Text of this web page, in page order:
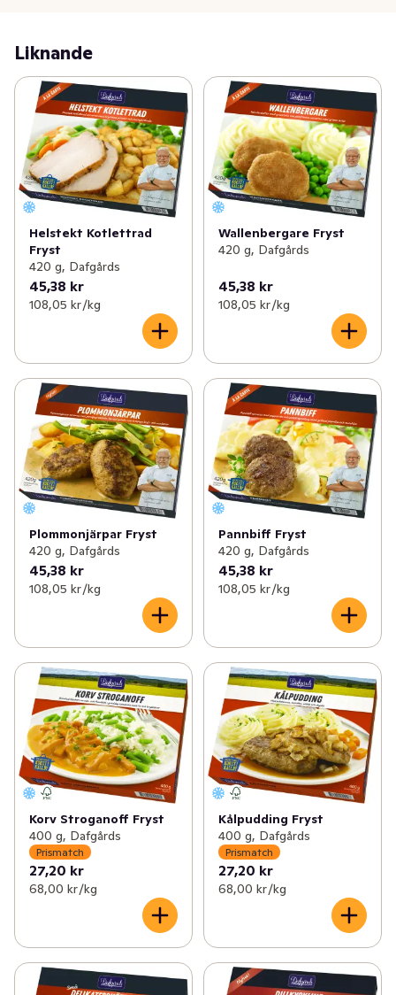
Liknande
Helstekt Kotlettrad
Fryst
420 g, Dafgårds
45,38 kr
108,05 kr /kg
Wallenbergare Fryst
420 g, Dafgårds
45,38 kr
108,05 kr /kg
Plommonjärpar Fryst
420 g, Dafgårds
45,38 kr
108,05 kr /kg
Pannbiff Fryst
420 g, Dafgårds
45,38 kr
108,05 kr /kg
Korv Stroganoff Fryst
400 g, Dafgårds
Prismatch
27,20 kr
68,00 kr /kg
Kålpudding Fryst
400 g, Dafgårds
Prismatch
27,20 kr
68,00 kr /kg